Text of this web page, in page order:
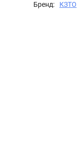
Бренд: КЗТО